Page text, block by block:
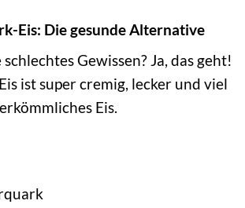
Eis: Die gesunde Alternative
Gewissen? Ja, das geht!
ist super cremig, lecker und viel
Eis.